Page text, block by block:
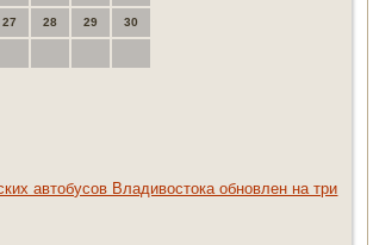
27 28 29 30
автобусов Владивостока обновлен на три